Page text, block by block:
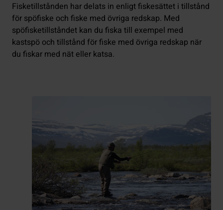
Fisketillstånden har delats in enligt fiskesättet i tillstånd
för spöfiske och fiske med övriga redskap. Med
spöfisketillståndet kan du fiska till exempel med
kastspö och tillstånd för fiske med övriga redskap när
du fiskar med nät eller katsa.